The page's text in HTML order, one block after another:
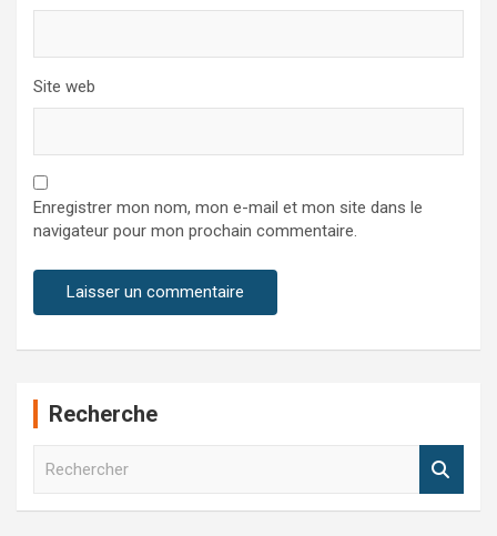
Site web
Enregistrer mon nom, mon e-mail et mon site dans le
navigateur pour mon prochain commentaire.
Recherche